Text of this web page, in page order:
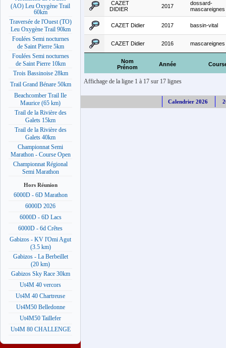
(AO) Leu Oxygène Trail
60km
Traversée de l'Ouest (TO)
Leu Oxygène Trail 90km
Foulées Semi nocturnes
de Saint Pierre 5km
Foulées Semi nocturnes
de Saint Pierre 10km
Trois Bassinoise 28km
Trail Grand Bénare 50km
Beachcomber Trail Ile
Maurice (65 km)
Trail de la Rivière des
Galets 15km
Trail de la Rivière des
Galets 40km
Championnat Semi
Marathon - Course Open
Championnat Régional
Semi Marathon
Hors Réunion
6000D - 6D Marathon
6000D 2026
6000D - 6D Lacs
6000D - 6d Crêtes
Gabizos - KV l'Omi Agut
(3.5 km)
Gabizos - La Berbeillet
(20 km)
Gabizos Sky Race 30km
Ut4M 40 vercors
Ut4M 40 Chartreuse
Ut4M50 Belledonne
Ut4M50 Taillefer
Ut4M 80 CHALLENGE
Nom
Prénom
Année
CAZET
DIDIER
2017
dossard-
mascareignes
CAZET Didier 2017 bassin-vital
CAZET Didier 2016 mascareignes
Affichage de la ligne 1 à 17 sur 17 lignes
Calendrier 2026